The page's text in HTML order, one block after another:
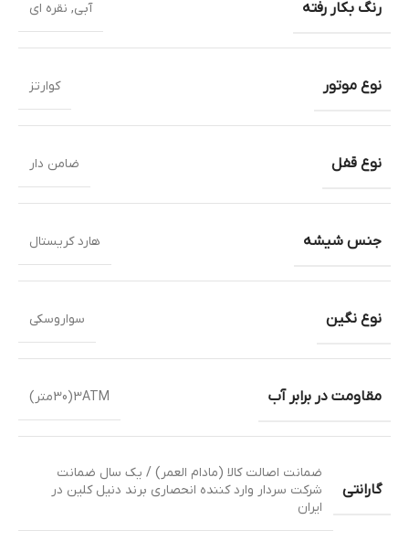
رنگ بکار رفته آبی, نقره ای
نوع موتور کوارتز
نوع قفل ضامن دار
جنس شیشه هارد کریستال
نوع نگین سواروسکی
مقاومت در برابر آب 3ATM(30متر)
گارانتی
ضمانت اصالت کالا (مادام العمر) / یک سال ضمانت
شرکت سردار وارد کننده انحصاری برند دنیل کلین در
ایران